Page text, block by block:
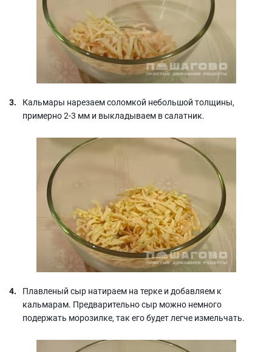
Кальмары нарезаем соломкой небольшой толщины,
примерно 2-3 мм и выкладываем в салатник.
Плавленый сыр натираем на терке и добавляем к
кальмарам. Предварительно сыр можно немного
подержать морозилке, так его будет легче измельчать.